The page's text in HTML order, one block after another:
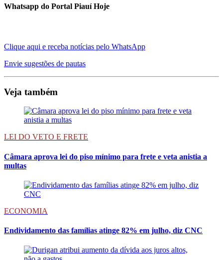
Whatsapp do Portal Piauí Hoje
Clique aqui e receba notícias pelo WhatsApp
Envie sugestões de pautas
Veja também
LEI DO VETO E FRETE
Câmara aprova lei do piso mínimo para frete e veta anistia a
multas
ECONOMIA
Endividamento das famílias atinge 82% em julho, diz CNC